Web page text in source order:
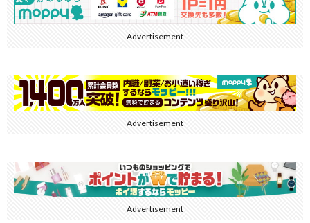
Advertisement
Advertisement
Advertisement